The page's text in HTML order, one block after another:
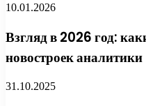
10.01.2026
Взгляд в 2026 год:
новостроек аналитики
31.10.2025